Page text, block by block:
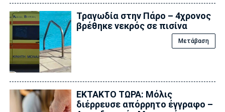
Τραγωδία στην Πάρο – 4χρονος
βρέθηκε νεκρός σε πισίνα
Μετάβαση
ΕΚΤΑΚΤΟ ΤΩΡΑ: Μόλις
διέρρευσε απόρρητο έγγραφο –